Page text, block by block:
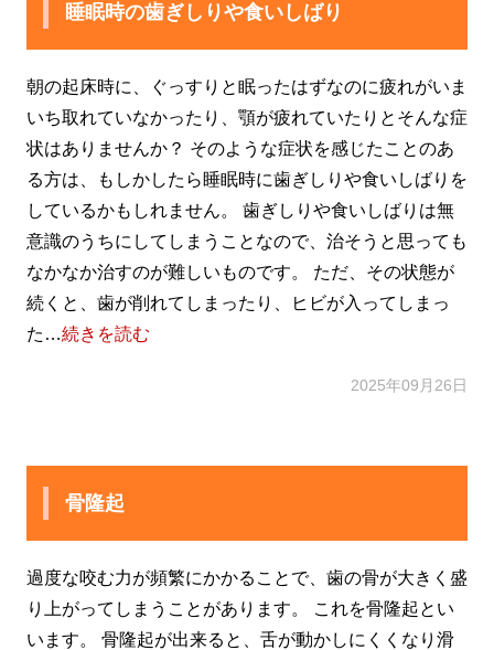
睡眠時の歯ぎしりや食いしばり
朝の起床時に、ぐっすりと眠ったはずなのに疲れがいま
いち取れていなかったり、顎が疲れていたりとそんな症
状はありませんか？ そのような症状を感じたことのあ
る方は、もしかしたら睡眠時に歯ぎしりや食いしばりを
しているかもしれません。 歯ぎしりや食いしばりは無
意識のうちにしてしまうことなので、治そうと思っても
なかなか治すのが難しいものです。 ただ、その状態が
続くと、歯が削れてしまったり、ヒビが入ってしまっ
た…続きを読む
2025年09月26日
骨隆起
過度な咬む力が頻繁にかかることで、歯の骨が大きく盛
り上がってしまうことがあります。 これを骨隆起とい
います。 骨隆起が出来ると、舌が動かしにくくなり滑